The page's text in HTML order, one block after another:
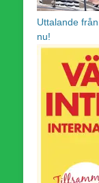
Uttalande
nu!